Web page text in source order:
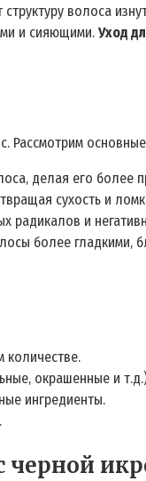
волоса
и сияющими. Уход
делая его более
сухость и
радикалов и
более гладкими‚
количестве.
окрашенные и
ингредиенты.
черной